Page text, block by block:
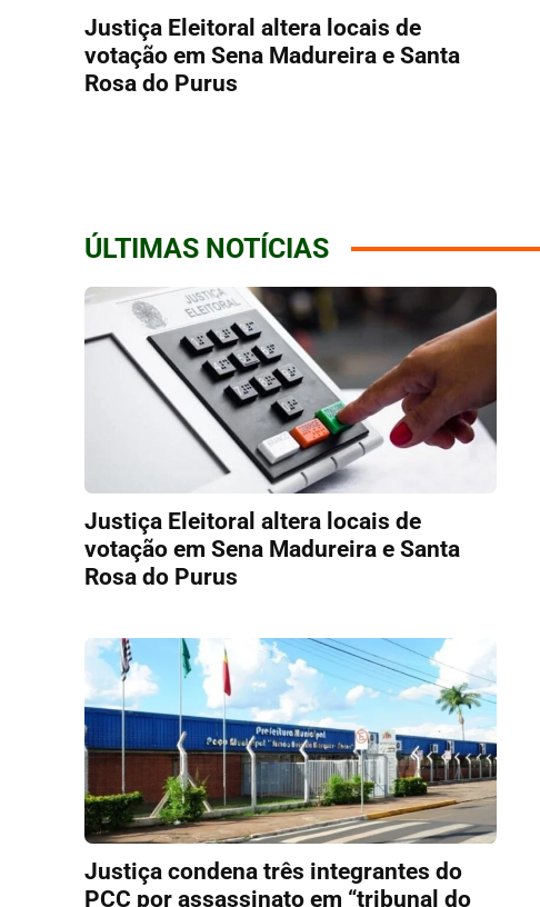
Justiça Eleitoral altera locais de
votação em Sena Madureira e Santa
Rosa do Purus
ÚLTIMAS NOTÍCIAS
Justiça Eleitoral altera locais de
votação em Sena Madureira e Santa
Rosa do Purus
Justiça condena três integrantes do
PCC por assassinato em “tribunal do